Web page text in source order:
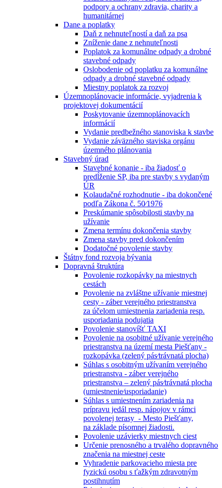
podpory a ochrany zdravia, charity a
humanitárnej
Dane a poplatky
Daň z nehnuteľností a daň za psa
Zníženie dane z nehnuteľnosti
Poplatok za komunálne odpady a drobné
stavebné odpady
Oslobodenie od poplatku za komunálne
odpady a drobné stavebné odpady
Miestny poplatok za rozvoj
Územnoplánovacie informácie, vyjadrenia k
projektovej dokumentácií
Poskytovanie územnoplánovacích
informácií
Vydanie predbežného stanoviska k stavbe
Vydanie záväzného staviska orgánu
územného plánovania
Stavebný úrad
Stavebné konanie - iba žiadosť o
predĺženie SP, iba pre stavby s vydaným
ÚR
Kolaudačné rozhodnutie - iba dokončené
podľa Zákona č. 50⁄1976
Preskúmanie spôsobilosti stavby na
užívanie
Zmena termínu dokončenia stavby
Zmena stavby pred dokončením
Dodatočné povolenie stavby
Štátny fond rozvoja bývania
Dopravná štruktúra
Povolenie rozkopávky na miestnych
cestách
Povolenie na zvláštne užívanie miestnej
cesty - záber verejného priestranstva
za účelom umiestnenia zariadenia resp.
usporiadania podujatia
Povolenie stanovíšť TAXI
Povolenie na osobitné užívanie verejného
priestranstva na území mesta Piešťany -
rozkopávka (zelený pás⁄trávnatá plocha)
Súhlas s osobitným užívaním verejného
priestranstva - záber verejného
priestranstva – zelený pás⁄trávnatá plocha
(umiestnenie⁄usporiadanie)
Súhlas s umiestnením zariadenia na
prípravu jedál resp. nápojov v rámci
povolenej terasy - Mesto Piešťany,
na základe písomnej žiadosti.
Povolenie uzávierky miestnych ciest
Určenie prenosného a trvalého dopravného
značenia na miestnej ceste
Vyhradenie parkovacieho miesta pre
fyzickú osobu s ťažkým zdravotným
postihnutím